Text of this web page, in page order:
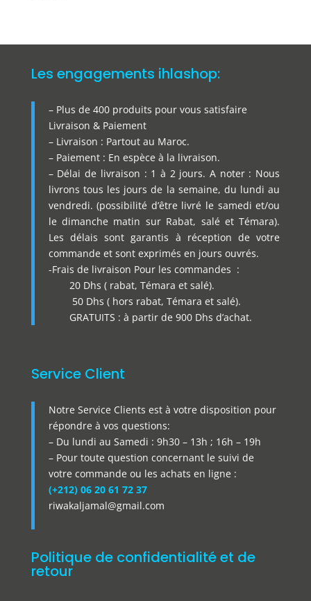
Les engagements ihlashop:
– Plus de 400 produits pour vous satisfaire
Livraison & Paiement
– Livraison : Partout au Maroc.
– Paiement : En espèce à la livraison.
– Délai de livraison : 1 à 2 jours. A noter : Nous
livrons tous les jours de la semaine, du lundi au
vendredi. (possibilité d’être livré le samedi et/ou
le dimanche matin sur Rabat, salé et Témara).
Les délais sont garantis à réception de votre
commande et sont exprimés en jours ouvrés.
-Frais de livraison Pour les commandes :
20 Dhs ( rabat, Témara et salé).
50 Dhs ( hors rabat, Témara et salé).
GRATUITS : à partir de 900 Dhs d’achat.
Service Client
Notre Service Clients est à votre disposition pour
répondre à vos questions:
– Du lundi au Samedi : 9h30 – 13h ; 16h – 19h
– Pour toute question concernant le suivi de
votre commande ou les achats en ligne :
(+212) 06 20 61 72 37
riwakaljamal@gmail.com
Politique de confidentialité et de
retour